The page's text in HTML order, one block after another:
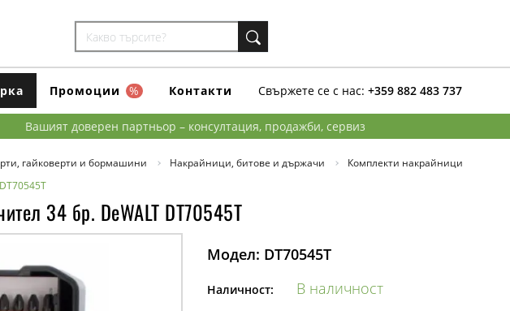
Промоции % Контакти Свържете се с нас: +359 882 483 737
Вашият доверен партньор – консултация, продажби, сервиз
гайковерти и бормашини Накрайници, битове и държачи
Комплекти накрайници
34 бр. DeWALT DT70545T
Модел: DT70545T
Наличност: В наличност